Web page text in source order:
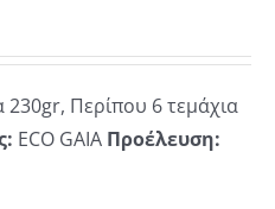
230gr, Περίπου 6 τεμάχια
ECO GAIA Προέλευση: